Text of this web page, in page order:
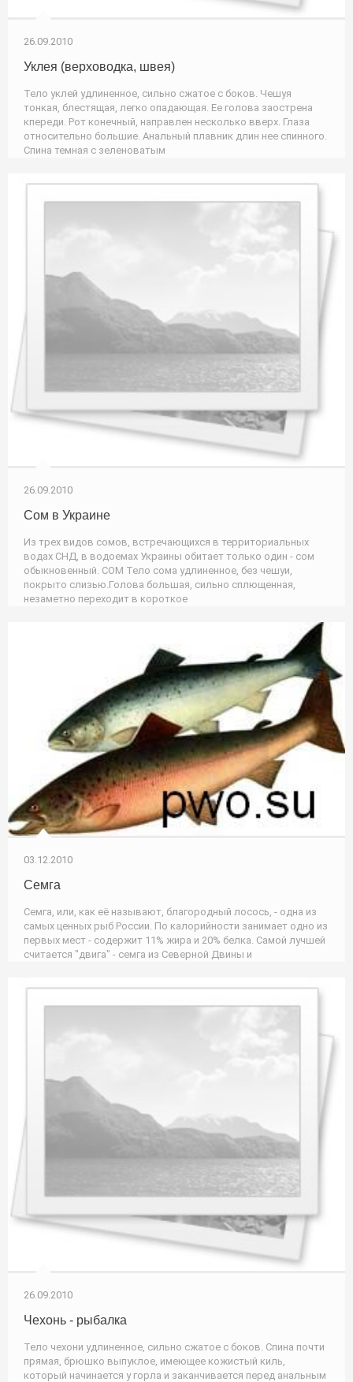
26.09.2010
Уклея (верховодка, швея)
Тело уклей удлиненное, сильно сжатое с боков. Чешуя
тонкая, блестящая, легко опадающая. Ее голова заострена
кпереди. Рот конечный, направлен несколько вверх. Глаза
относительно большие. Анальный плавник длин нее спинного.
Спина темная с зеленоватым
26.09.2010
Сом в Украине
Из трех видов сомов, встречающихся в территориальных
водах СНД, в водоемах Украины обитает только один - сом
обыкновенный. СОМ Тело сома удлиненное, без чешуи,
покрыто слизью.Голова большая, сильно сплющенная,
незаметно переходит в короткое
03.12.2010
Семга
Семга, или, как её называют, благородный лосось, - одна из
самых ценных рыб России. По калорийности занимает одно из
первых мест - содержит 11% жира и 20% белка. Самой лучшей
считается "двига" - семга из Северной Двины и
26.09.2010
Чехонь - рыбалка
Тело чехони удлиненное, сильно сжатое с боков. Спина почти
прямая, брюшко выпуклое, имеющее кожистый киль,
который начинается у горла и заканчивается перед анальным